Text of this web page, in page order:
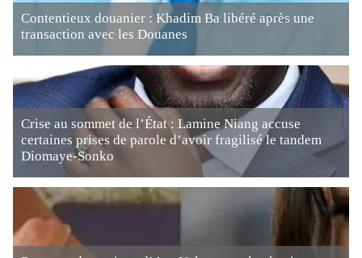
Contentieux douanier : Khadim Ba libéré après une
transaction avec les Douanes
Crise au sommet de l’État : Lamine Niang accuse
certaines prises de parole d’avoir fragilisé le tandem
Diomaye-Sonko